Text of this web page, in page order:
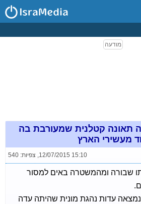
תאונה קטלנית שמעורבת בה
מעשירי הארץ
12/07/2015 15:10
, צפיות: 540
משפחתו שבורה ומהמשטרה באים למסור
עדות נהגת מונית שהיתה עדה